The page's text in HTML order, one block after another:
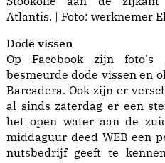
Atlantis. | Foto: werknemer
Dode vissen
Op Facebook zijn foto's
besmeurde dode vissen en
Barcadera. Ook zijn er
al sinds zaterdag er een
het open water aan de
middaguur deed WEB een
nutsbedrijf geeft te